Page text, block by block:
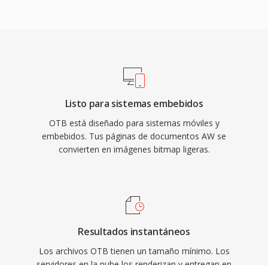
Listo para sistemas embebidos
OTB está diseñado para sistemas móviles y
embebidos. Tus páginas de documentos AW se
convierten en imágenes bitmap ligeras.
Resultados instantáneos
Los archivos OTB tienen un tamaño mínimo. Los